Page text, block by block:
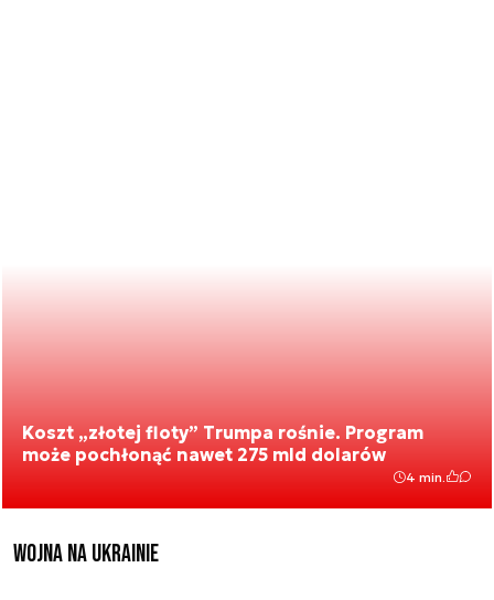
Koszt „złotej floty” Trumpa rośnie. Program
może pochłonąć nawet 275 mld dolarów
4 min.
Wojna na Ukrainie